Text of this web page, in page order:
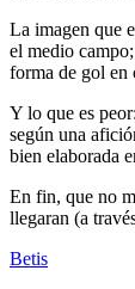
La imagen que
el medio
forma de gol en
Y lo que es
según una
bien elaborada
En fin, que no
llegaran (a
Betis